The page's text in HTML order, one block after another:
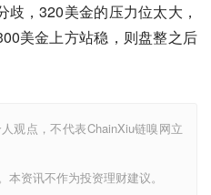
，320美金的压力位太大，
美金上方站稳，则盘整之后
观点，不代表ChainXiu链嗅网立
资讯不作为投资理财建议。